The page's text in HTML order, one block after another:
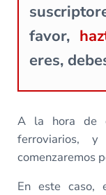
favor,
eres,
A la hora de
ferroviarios,
comenzaremos
En este caso,